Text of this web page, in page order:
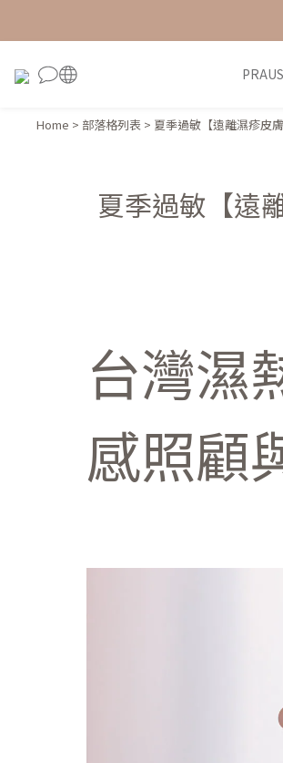
Home > 部落格列表 > 夏季過敏【遠離濕疹皮
夏季過敏【遠
台灣濕
感照顧